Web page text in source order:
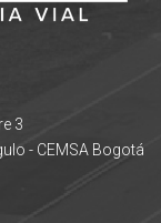
3
- CEMSA Bogotá